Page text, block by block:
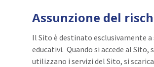
Assunzione del
Il Sito è destinato esclusivamente a
educativi. Quando si accede al Sito,
utilizzano i servizi del Sito, si